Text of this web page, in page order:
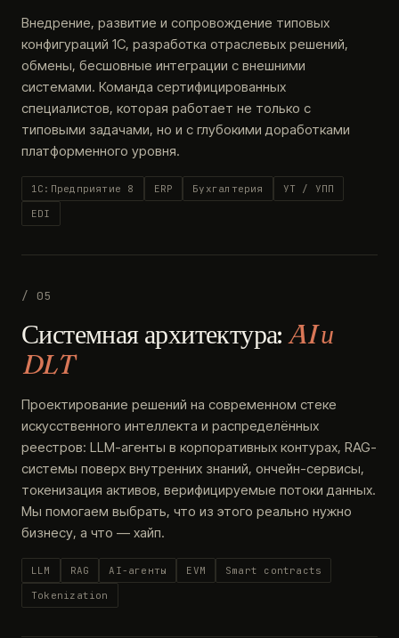
Внедрение, развитие и сопровождение типовых
конфигураций 1С, разработка отраслевых решений,
обмены, бесшовные интеграции с внешними
системами. Команда сертифицированных
специалистов, которая работает не только с
типовыми задачами, но и с глубокими доработками
платформенного уровня.
1С:Предприятие 8 ERP Бухгалтерия
УТ / УПП
EDI
/ 05
Системная архитектура:AI и
DLT
Проектирование решений на современном стеке
искусственного интеллекта и распределённых
реестров: LLM-агенты в корпоративных контурах, RAG-
системы поверх внутренних знаний, ончейн-сервисы,
токенизация активов, верифицируемые потоки данных.
Мы помогаем выбрать, что из этого реально нужно
бизнесу, а что — хайп.
LLM RAG AI-агенты EVM
Smart contracts
Tokenization